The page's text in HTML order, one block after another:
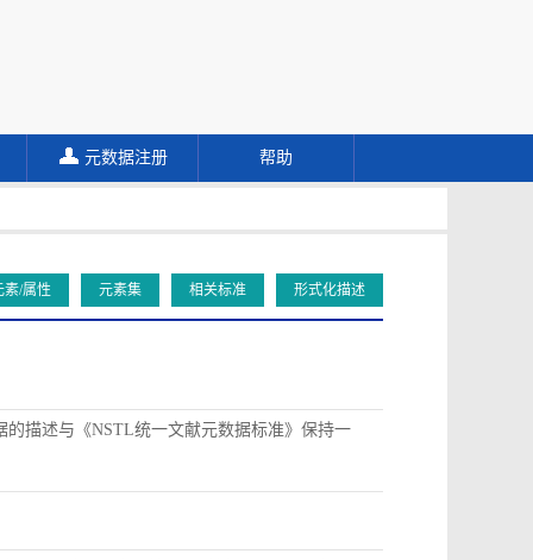
元数据注册 帮助
素/属性 元素集 相关标准 形式化描述
描述与《NSTL统一文献元数据标准》保持一